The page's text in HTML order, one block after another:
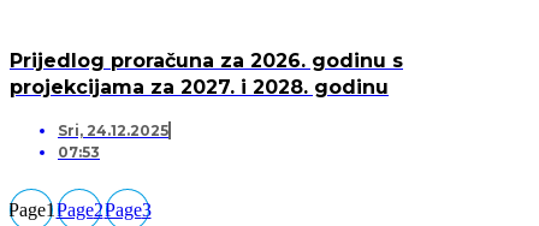
Prijedlog proračuna za 2026. godinu s
projekcijama za 2027. i 2028. godinu
Sri, 24.12.2025
07:53
Page1Page2Page3